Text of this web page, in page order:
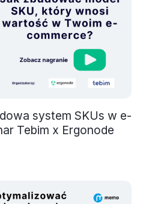
system SKUs w e-
Tebim x Ergonode